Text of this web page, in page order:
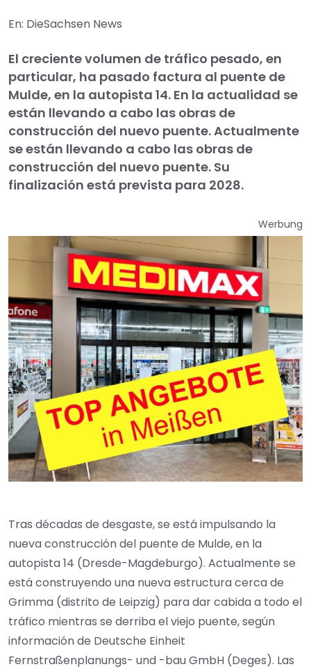
En: DieSachsen News
El creciente volumen de tráfico pesado, en
particular, ha pasado factura al puente de
Mulde, en la autopista 14. En la actualidad se
están llevando a cabo las obras de
construcción del nuevo puente. Actualmente
se están llevando a cabo las obras de
construcción del nuevo puente. Su
finalización está prevista para 2028.
Werbung
Tras décadas de desgaste, se está impulsando la
nueva construcción del puente de Mulde, en la
autopista 14 (Dresde-Magdeburgo). Actualmente se
está construyendo una nueva estructura cerca de
Grimma (distrito de Leipzig) para dar cabida a todo el
tráfico mientras se derriba el viejo puente, según
información de Deutsche Einheit
Fernstraßenplanungs- und -bau GmbH (Deges). Las